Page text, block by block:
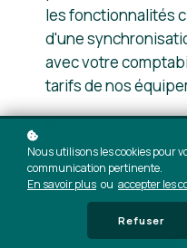
les fonctionnalités
d'une
avec votre
tarifs de nos
Interface Gestion
Nous utilisons les cookies pour
communication pertinente.
En savoir plus ou accepter les
Refuser